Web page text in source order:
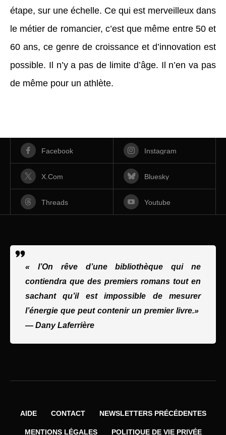
étape, sur une échelle. Ce qui est merveilleux dans
le métier de romancier, c’est que même entre 50 et
60 ans, ce genre de croissance et d’innovation est
possible. Il n’y a pas de limite d’âge. Il n’en va pas
de même pour un athlète.
Facebook Instagram
X.com Bluesky
Threads Youtube
« l’On rêve d’une bibliothèque qui ne
contiendra que des premiers romans tout en
sachant qu’il est impossible de mesurer
l’énergie que peut contenir un premier livre.»
— Dany Laferrière
AIDE CONTACT NEWSLETTERS PRÉCÉDENTES
MENTIONS LÉGALES POLITIQUE DE VIE PRIVÉE